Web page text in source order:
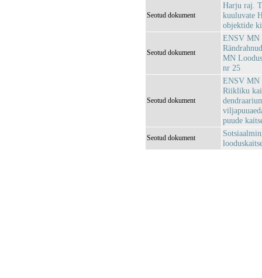
Seotud dokument
Harju raj.
kuuluvate
objektide
Seotud dokument
ENSV MN
MN
nr 25
Seotud dokument
ENSV MN
Riikliku
puude
Seotud dokument